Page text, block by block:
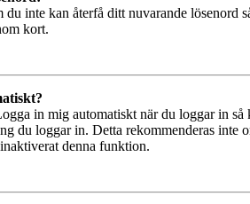
inte kan återfå ditt nuvarande lösenord
kort.
in mig automatiskt när du loggar in
du loggar in. Detta rekommenderas inte
denna funktion.